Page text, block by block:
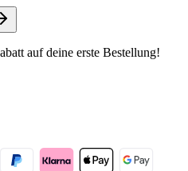
auf deine erste Bestellung!